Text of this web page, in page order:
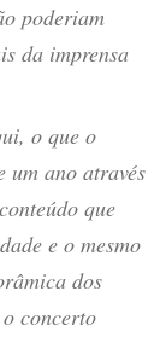
poderiam
da imprensa
o que o
um ano através
que
e o mesmo
dos
concerto